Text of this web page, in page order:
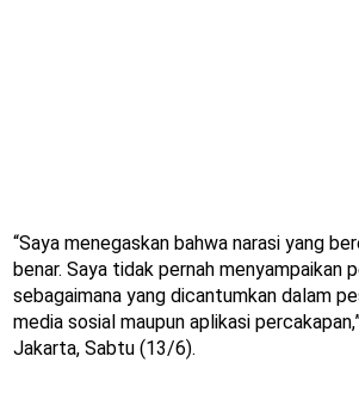
“Saya menegaskan bahwa narasi yang
benar. Saya tidak pernah menyampaikan
sebagaimana yang dicantumkan dalam
media sosial maupun aplikasi
Jakarta, Sabtu (13/6).